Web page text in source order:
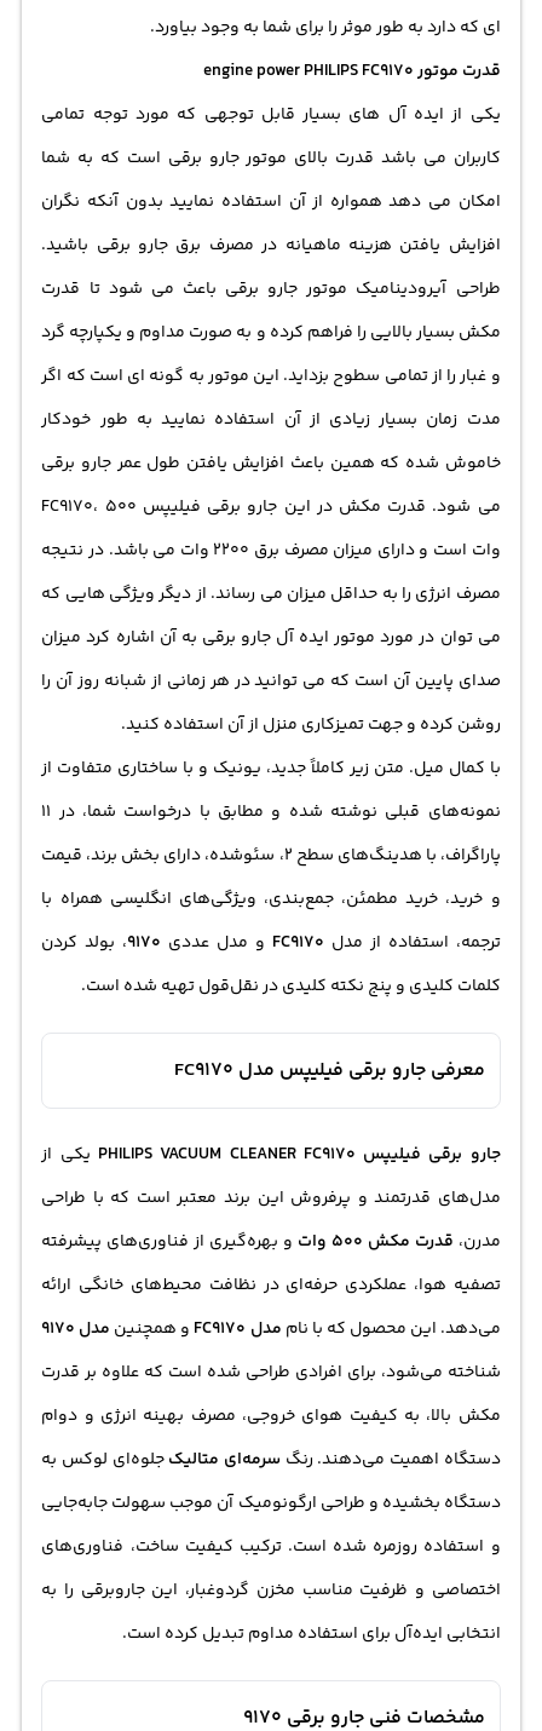
ای که دارد به طور موثر را برای شما به وجود بیاورد.
قدرت موتور engine power PHILIPS FC9170
یکی از ایده آل های بسیار قابل توجهی که مورد توجه تمامی
کاربران می باشد قدرت بالای موتور جارو برقی است که به شما
امکان می دهد همواره از آن استفاده نمایید بدون آنکه نگران
افزایش یافتن هزینه ماهیانه در مصرف برق جارو برقی باشید.
طراحی آیرودینامیک موتور جارو برقی باعث می شود تا قدرت
مکش بسیار بالایی را فراهم کرده و به صورت مداوم و یکپارچه گرد
و غبار را از تمامی سطوح بزداید. این موتور به گونه ای است که اگر
مدت زمان بسیار زیادی از آن استفاده نمایید به طور خودکار
خاموش شده که همین باعث افزایش یافتن طول عمر جارو برقی
می شود. قدرت مکش در این جارو برقی فیلیپس FC9170، 500
وات است و دارای میزان مصرف برق 2200 وات می باشد. در نتیجه
مصرف انرژی را به حداقل میزان می رساند. از دیگر ویژگی هایی که
می توان در مورد موتور ایده آل جارو برقی به آن اشاره کرد میزان
صدای پایین آن است که می توانید در هر زمانی از شبانه روز آن را
روشن کرده و جهت تمیزکاری منزل از آن استفاده کنید.
با کمال میل. متن زیر کاملاً جدید، یونیک و با ساختاری متفاوت از
نمونه‌های قبلی نوشته شده و مطابق با درخواست شما، در ۱۱
پاراگراف، با هدینگ‌های سطح ۲، سئوشده، دارای بخش برند، قیمت
و خرید، خرید مطمئن، جمع‌بندی، ویژگی‌های انگلیسی همراه با
ترجمه، استفاده از مدل FC9170 و مدل عددی 9170، بولد کردن
کلمات کلیدی و پنج نکته کلیدی در نقل‌قول تهیه شده است.
معرفی جارو برقی فیلیپس مدل FC9170
جارو برقی فیلیپس PHILIPS VACUUM CLEANER FC9170
یکی از
مدل‌های قدرتمند و پرفروش این برند معتبر است که با طراحی
مدرن، قدرت مکش 500 وات
و بهره‌گیری از فناوری‌های پیشرفته
تصفیه هوا، عملکردی حرفه‌ای در نظافت محیط‌های خانگی ارائه
می‌دهد. این محصول که با نام مدل FC9170 و همچنین مدل 9170
شناخته می‌شود، برای افرادی طراحی شده است که علاوه بر قدرت
مکش بالا، به کیفیت هوای خروجی، مصرف بهینه انرژی و دوام
دستگاه اهمیت می‌دهند. رنگ سرمه‌ای متالیکجلوه‌ای لوکس به
دستگاه بخشیده و طراحی ارگونومیک آن موجب سهولت جابه‌جایی
و استفاده روزمره شده است. ترکیب کیفیت ساخت، فناوری‌های
اختصاصی و ظرفیت مناسب مخزن گردوغبار، این جاروبرقی را به
انتخابی ایده‌آل برای استفاده مداوم تبدیل کرده است.
مشخصات فنی جارو برقی 9170